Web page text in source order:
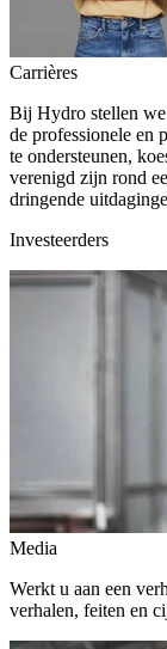
Carrières
Bij Hydro stellen
de professionele en
te ondersteunen,
verenigd zijn rond
dringende
Investeerders
Media
Werkt u aan een
verhalen, feiten en